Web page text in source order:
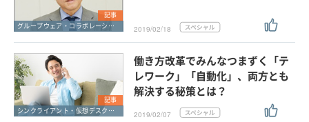
記事
グループウェア・コラボレーション
2019/02/18
記事
シンクライアント・仮想デスクトップ
働き方改革でみんなつまずく「テ
レワーク」「自動化」、両方とも
解決する秘策とは？
2019/02/07